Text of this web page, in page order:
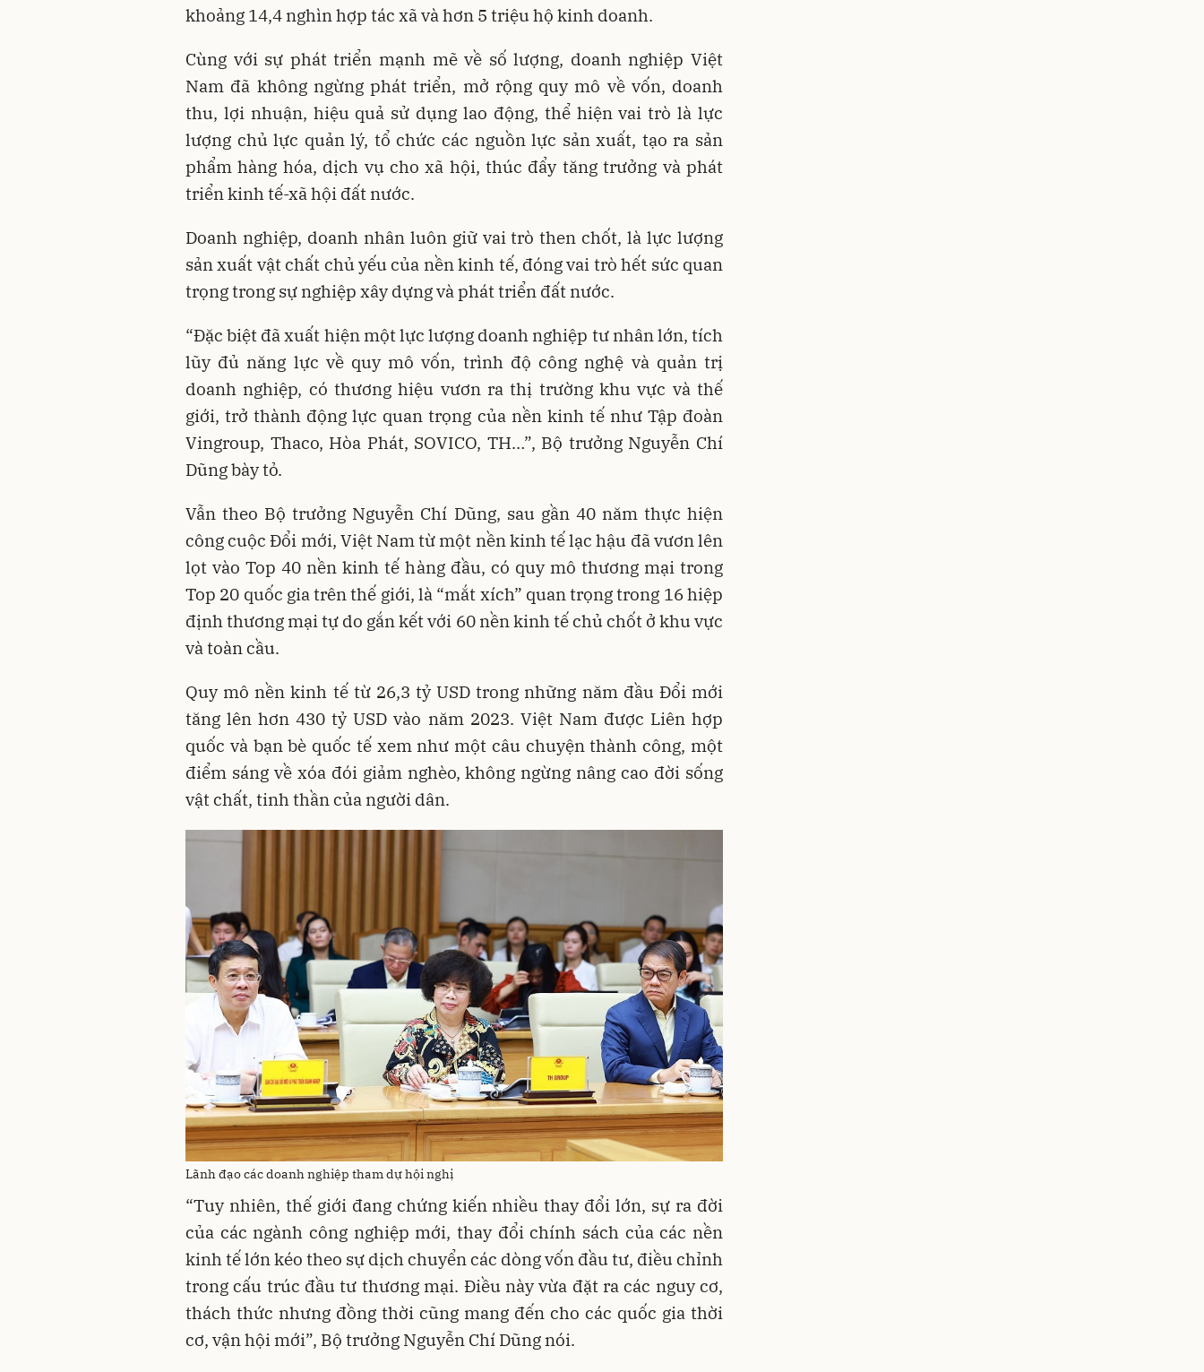
khoảng 14,4 nghìn hợp tác xã và hơn 5 triệu hộ kinh doanh.
Cùng với sự phát triển mạnh mẽ về số lượng, doanh nghiệp Việt
Nam đã không ngừng phát triển, mở rộng quy mô về vốn, doanh
thu, lợi nhuận, hiệu quả sử dụng lao động, thể hiện vai trò là lực
lượng chủ lực quản lý, tổ chức các nguồn lực sản xuất, tạo ra sản
phẩm hàng hóa, dịch vụ cho xã hội, thúc đẩy tăng trưởng và phát
triển kinh tế-xã hội đất nước.
Doanh nghiệp, doanh nhân luôn giữ vai trò then chốt, là lực lượng
sản xuất vật chất chủ yếu của nền kinh tế, đóng vai trò hết sức quan
trọng trong sự nghiệp xây dựng và phát triển đất nước.
“Đặc biệt đã xuất hiện một lực lượng doanh nghiệp tư nhân lớn, tích
lũy đủ năng lực về quy mô vốn, trình độ công nghệ và quản trị
doanh nghiệp, có thương hiệu vươn ra thị trường khu vực và thế
giới, trở thành động lực quan trọng của nền kinh tế như Tập đoàn
Vingroup, Thaco, Hòa Phát, SOVICO, TH…”, Bộ trưởng Nguyễn Chí
Dũng bày tỏ.
Vẫn theo Bộ trưởng Nguyễn Chí Dũng, sau gần 40 năm thực hiện
công cuộc Đổi mới, Việt Nam từ một nền kinh tế lạc hậu đã vươn lên
lọt vào Top 40 nền kinh tế hàng đầu, có quy mô thương mại trong
Top 20 quốc gia trên thế giới, là “mắt xích” quan trọng trong 16 hiệp
định thương mại tự do gắn kết với 60 nền kinh tế chủ chốt ở khu vực
và toàn cầu.
Quy mô nền kinh tế từ 26,3 tỷ USD trong những năm đầu Đổi mới
tăng lên hơn 430 tỷ USD vào năm 2023. Việt Nam được Liên hợp
quốc và bạn bè quốc tế xem như một câu chuyện thành công, một
điểm sáng về xóa đói giảm nghèo, không ngừng nâng cao đời sống
vật chất, tinh thần của người dân.
Lãnh đạo các doanh nghiệp tham dự hội nghị
“Tuy nhiên, thế giới đang chứng kiến nhiều thay đổi lớn, sự ra đời
của các ngành công nghiệp mới, thay đổi chính sách của các nền
kinh tế lớn kéo theo sự dịch chuyển các dòng vốn đầu tư, điều chỉnh
trong cấu trúc đầu tư thương mại. Điều này vừa đặt ra các nguy cơ,
thách thức nhưng đồng thời cũng mang đến cho các quốc gia thời
cơ, vận hội mới”, Bộ trưởng Nguyễn Chí Dũng nói.